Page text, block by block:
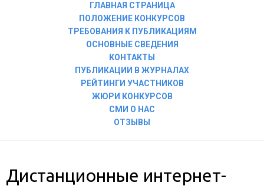
ГЛАВНАЯ СТРАНИЦА
ПОЛОЖЕНИЕ КОНКУРСОВ
ТРЕБОВАНИЯ К ПУБЛИКАЦИЯМ
ОСНОВНЫЕ СВЕДЕНИЯ
КОНТАКТЫ
ПУБЛИКАЦИИ В ЖУРНАЛАХ
РЕЙТИНГИ УЧАСТНИКОВ
ЖЮРИ КОНКУРСОВ
СМИ О НАС
ОТЗЫВЫ
Дистанционные интернет-